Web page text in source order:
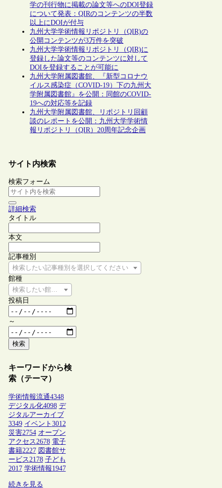
学の刊行物に掲載の論文等へのDOI登録
について発表：QIRのコンテンツの半数
以上にDOIが付与
九州大学学術情報リポジトリ（QIR)の
公開コンテンツが3万件を突破
九州大学学術情報リポジトリ（QIR)に
登録した論文等のコンテンツに対して
DOIを登録することが可能に
九州大学附属図書館、『新型コロナウ
イルス感染症（COVID-19）下の九州大
学附属図書館』を公開：同館のCOVID-
19への対応等を記録
九州大学附属図書館、リポジトリ回顧
談のレポートを公開：九州大学学術情
報リポジトリ（QIR）20周年記念企画
サイト内検索
検索フォーム
詳細検索
タイトル
本文
記事種別
検索したい記事種別を選択してください
館種
検索したい館種を選択してください
投稿日
～
検索
キーワードから検
索（テーマ）
学術情報流通4348
デジタル化4098 デ
ジタルアーカイブ
3349 イベント 3012
災害2754 オープン
アクセス 2678 電子
書籍2227 図書館サ
ービス 2178 子ども
2017 学術情報1947
続きを見る